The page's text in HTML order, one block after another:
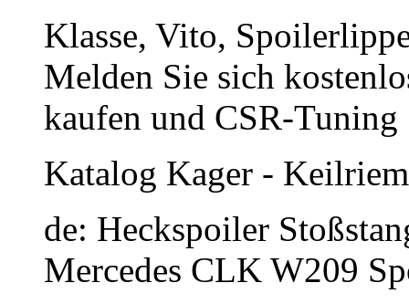
Klasse, Vito,
Melden Sie sich
kaufen und CSR-Tuning
Katalog Kager -
de: Heckspoiler
Mercedes CLK W209